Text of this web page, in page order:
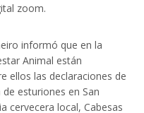
zoom.
informó que en la
Animal están
ellos las declaraciones de
esturiones en San
cervecera local, Cabesas